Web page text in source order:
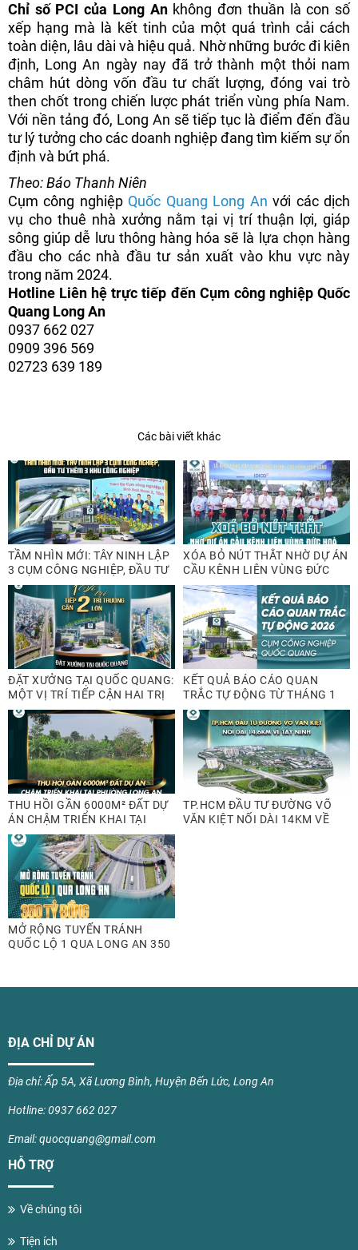
Chỉ số PCI của Long Ankhông đơn thuần là con số
xếp hạng mà là kết tinh của một quá trình cải cách
toàn diện, lâu dài và hiệu quả. Nhờ những bước đi kiên
định, Long An ngày nay đã trở thành một thỏi nam
châm hút dòng vốn đầu tư chất lượng, đóng vai trò
then chốt trong chiến lược phát triển vùng phía Nam.
Với nền tảng đó, Long An sẽ tiếp tục là điểm đến đầu
tư lý tưởng cho các doanh nghiệp đang tìm kiếm sự ổn
định và bứt phá.
Theo: Báo Thanh Niên
Cụm công nghiệp Quốc Quang Long An với các dịch
vụ cho thuê nhà xưởng nằm tại vị trí thuận lợi, giáp
sông giúp dễ lưu thông hàng hóa sẽ là lựa chọn hàng
đầu cho các nhà đầu tư sản xuất vào khu vực này
trong năm 2024.
Hotline Liên hệ trực tiếp đến Cụm công nghiệp Quốc
Quang Long An
0937 662 027
0909 396 569
02723 639 189
Các bài viết khác
TẦM NHÌN MỚI: TÂY NINH LẬP
3 CỤM CÔNG NGHIỆP, ĐẦU TƯ
THÊM 3 KHU CÔNG NGHIỆP
XÓA BỎ NÚT THẮT NHỜ DỰ ÁN
CẦU KÊNH LIÊN VÙNG ĐỨC
HÒA
ĐẶT XƯỞNG TẠI QUỐC QUANG:
MỘT VỊ TRÍ TIẾP CẬN HAI TRỊ
TRƯỜNG LỚN
KẾT QUẢ BÁO CÁO QUAN
TRẮC TỰ ĐỘNG TỪ THÁNG 1
ĐẾN THÁNG 3/2026
THU HỒI GẦN 6000M² ĐẤT DỰ
ÁN CHẬM TRIỂN KHAI TẠI
PHƯỜNG LONG AN
TP.HCM ĐẦU TƯ ĐƯỜNG VÕ
VĂN KIỆT NỐI DÀI 14KM VỀ
MỞ RỘNG TUYẾN TRÁNH
QUỐC LỘ 1 QUA LONG AN 350
ĐỊA CHỈ DỰ ÁN
Địa chỉ: Ấp 5A, Xã Lương Bình, Huyện Bến Lức, Long An
Hotline: 0937 662 027
Email: quocquang@gmail.com
HỖ TRỢ
Về chúng tôi
Tiện ích